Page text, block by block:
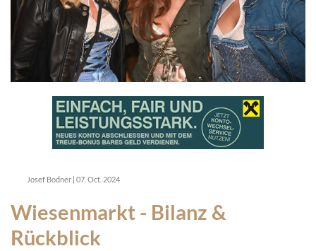
Josef Bodner | 07. Oct. 2024
Wiesenmarkt - Bilanz &
Rückblick